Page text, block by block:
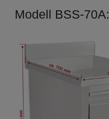
Modell BSS-70A: